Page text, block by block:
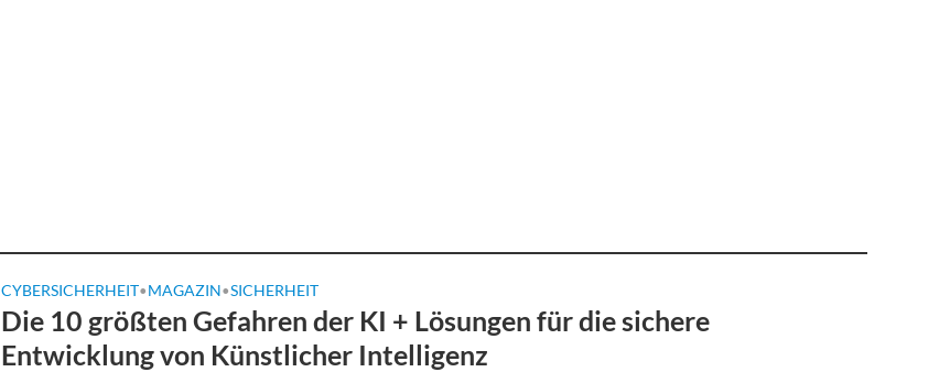
CYBERSICHERHEIT•MAGAZIN•SICHERHEIT
Die 10 größten Gefahren der KI + Lösungen für die sichere
Entwicklung von Künstlicher Intelligenz